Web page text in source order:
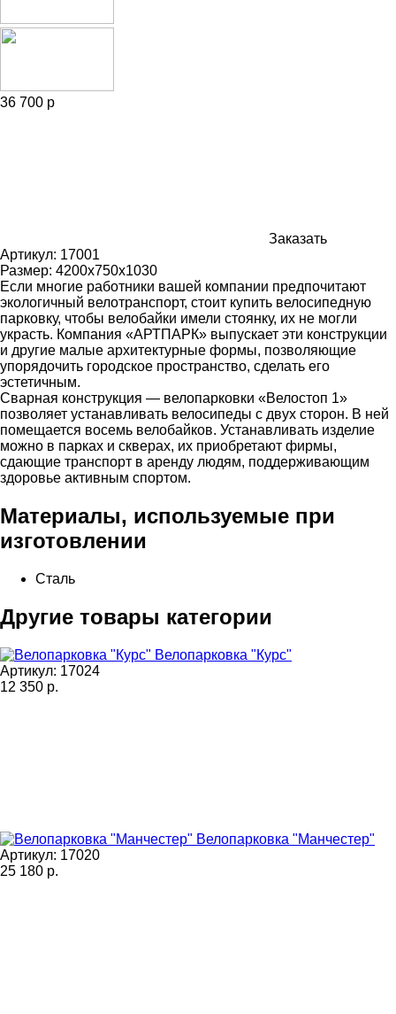
36 700 р
Заказать
Артикул: 17001
Размер: 4200х750х1030
Если многие работники вашей компании предпочитают
экологичный велотранспорт, стоит купить велосипедную
парковку, чтобы велобайки имели стоянку, их не могли
украсть. Компания «АРТПАРК» выпускает эти конструкции
и другие малые архитектурные формы, позволяющие
упорядочить городское пространство, сделать его
эстетичным.
Сварная конструкция — велопарковки «Велостоп 1»
позволяет устанавливать велосипеды с двух сторон. В ней
помещается восемь велобайков. Устанавливать изделие
можно в парках и скверах, их приобретают фирмы,
сдающие транспорт в аренду людям, поддерживающим
здоровье активным спортом.
Материалы, используемые при
изготовлении
Сталь
Другие товары категории
Велопарковка "Курс"
Артикул: 17024
12 350 р.
Велопарковка "Манчестер"
Артикул: 17020
25 180 р.